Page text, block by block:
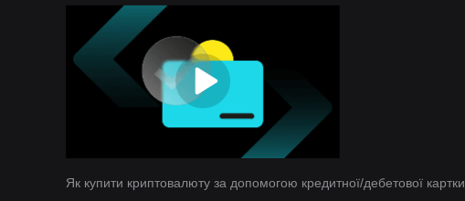
Як купити криптовалюту за допомогою кредитної/дебетової картки